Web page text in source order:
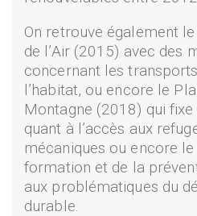
On retrouve également
de l’Air (2015) avec des
concernant les
l’habitat, ou encore le
Montagne (2018) qui
quant à l’accès aux
mécaniques ou encore
formation et de la
aux problématiques du
durable.